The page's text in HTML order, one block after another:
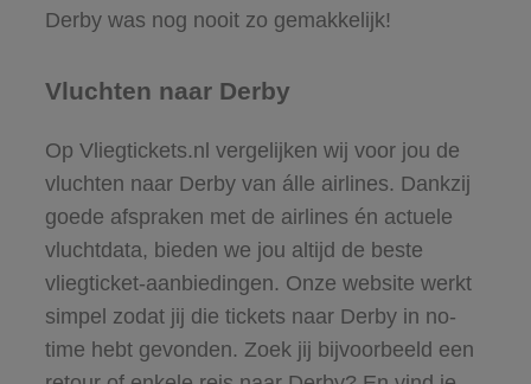
Derby was nog nooit zo gemakkelijk!
Vluchten naar Derby
Op Vliegtickets.nl vergelijken wij voor jou de
vluchten naar Derby van álle airlines. Dankzij
goede afspraken met de airlines én actuele
vluchtdata, bieden we jou altijd de beste
vliegticket-aanbiedingen. Onze website werkt
simpel zodat jij die tickets naar Derby in no-
time hebt gevonden. Zoek jij bijvoorbeeld een